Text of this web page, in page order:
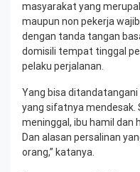
masyarakat yang
maupun non pekerja
dengan tanda tangan
domisili tempat tinggal
pelaku perjalanan.
Yang bisa
yang sifatnya mendesak.
meninggal, ibu hamil dan
Dan alasan persalinan
orang,” katanya.